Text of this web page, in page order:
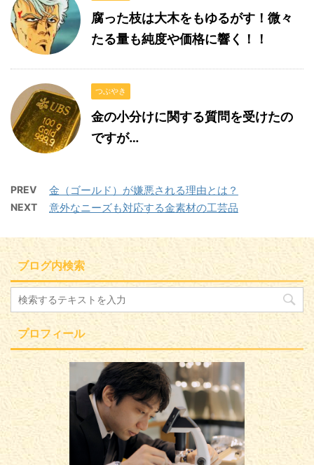
腐った枝は大木をもゆるがす！微々
たる量も純度や価格に響く！！
つぶやき
金の小分けに関する質問を受けたの
ですが…
PREV 金（ゴールド）が嫌悪される理由とは？
NEXT 意外なニーズも対応する金素材の工芸品
ブログ内検索
プロフィール